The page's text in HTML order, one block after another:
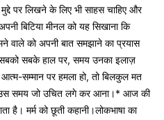
पर लिखने के लिए भी साहस चाहिए और
बिटिया मीनल को यह सिखाना कि
वाले को अपनी बात समझाने का प्रयास
सबको सबके हाल पर, समय उनका इलाज़
सम्मान पर हमला हो, तो बिलकुल मत
उस समय जो उचित लगे कर आना।* आज की
है। मर्म को छूती कहानी।लोकभाषा का